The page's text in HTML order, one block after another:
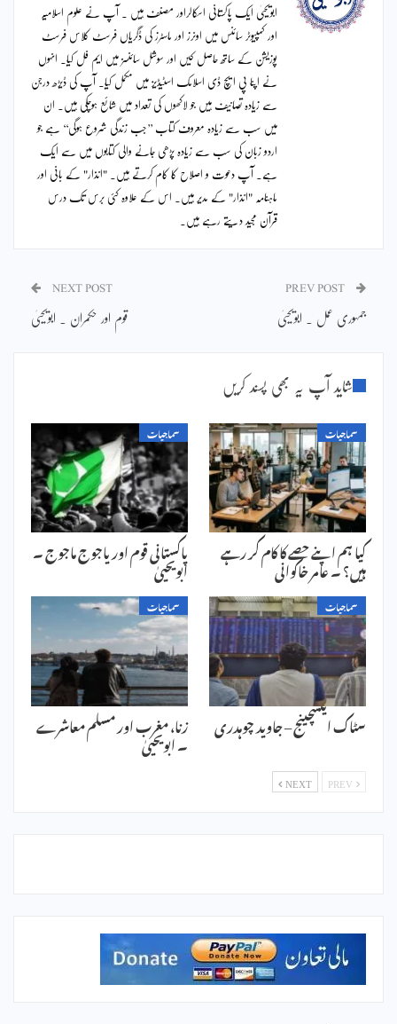
ابویحییٰ ایک پاکستانی اسکالراور مصنف ہیں ۔ آپ نے علوم اسلامیہ
اور کمپیوٹر سائنس میں اونرز اور ماسٹرز کی ڈگریاں فرسٹ کلاس فرسٹ
پوزیشن کے ساتھ حاصل کیں اور سوشل سائنسز میں ایم فل کیا۔ انہوں
نے اپنا پی ایچ ڈی اسلامک اسٹیڈیز میں مکمل کیا۔ آپ کی ڈیڑھ درجن
سے زیادہ تصانیف ہیں جو لاکھوں کی تعداد میں شائع ہوچکی ہیں۔ ان
میں سب سے زیادہ معروف کتاب ’’جب زندگی شروع ہوگی‘‘ ہے جو
اردو زبان کی سب سے زیادہ پڑھی جانے والی کتابوں میں سے ایک
ہے۔ آپ دعوت و اصلاح کا کام کرتے ہیں۔ "انذار" کے بانی اور
ماہنامہ "انذار" کے مدیر ہیں۔ اس کے علاوہ کئی برس تک درس
قرآن مجید دیتے رہے ہیں۔
جمہوری عمل ۔ ابویحییٰ
NEXT POST
قوم اور حکمران ۔ ابویحییٰ
شاید آپ یہ بھی پسند کریں
سماجیات
کیا ہم اپنے حصے کا کام کر رہے
ہیں؟ ۔ عامر خاکوانی
سماجیات
پاکستانی قوم اور یاجوج ماجوج ۔
ابویحییٰ
سماجیات
سٹاک ایکسچینج – جاوید چوہدری
سماجیات
زنا، مغرب اور مسلم معاشرے
۔ ابویحییٰ
NEXT